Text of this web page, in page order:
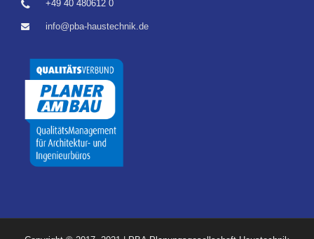
+49 40 480612 0
info@pba-haustechnik.de